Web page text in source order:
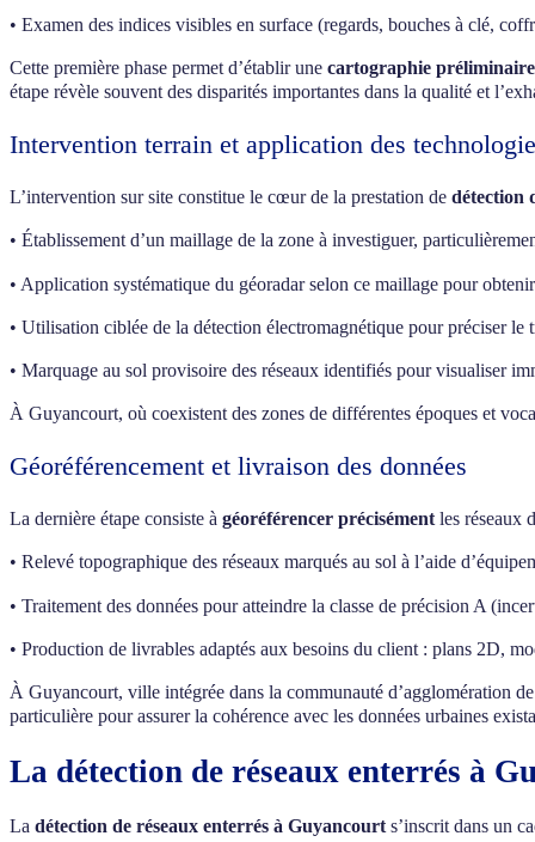
• Examen des indices visibles en surface (regards, bouches à clé,
Cette première phase permet d’établir une cartographie préliminaire
étape révèle souvent des disparités importantes dans la qualité et
Intervention terrain et application des
L’intervention sur site constitue le cœur de la prestation de détection
• Établissement d’un maillage de la zone à investiguer,
• Application systématique du géoradar selon ce maillage pour
• Utilisation ciblée de la détection électromagnétique pour préciser le
• Marquage au sol provisoire des réseaux identifiés pour visualiser
À Guyancourt, où coexistent des zones de différentes époques et
Géoréférencement et livraison des données
La dernière étape consiste à géoréférencer précisément les réseaux
• Relevé topographique des réseaux marqués au sol à l’aide
• Traitement des données pour atteindre la classe de précision A
• Production de livrables adaptés aux besoins du client : plans 2D,
À Guyancourt, ville intégrée dans la communauté d’agglomération
particulière pour assurer la cohérence avec les données urbaines
La détection de réseaux enterrés à
La détection de réseaux enterrés à Guyancourt s’inscrit dans un